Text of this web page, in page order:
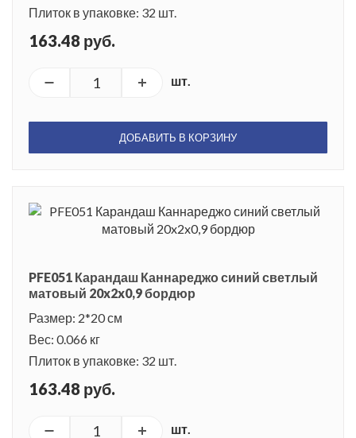
Плиток в упаковке: 32 шт.
163.48 руб.
шт.
ДОБАВИТЬ В КОРЗИНУ
PFE051 Карандаш Каннареджо синий светлый
матовый 20x2x0,9 бордюр
Размер: 2*20 см
Вес: 0.066 кг
Плиток в упаковке: 32 шт.
163.48 руб.
шт.